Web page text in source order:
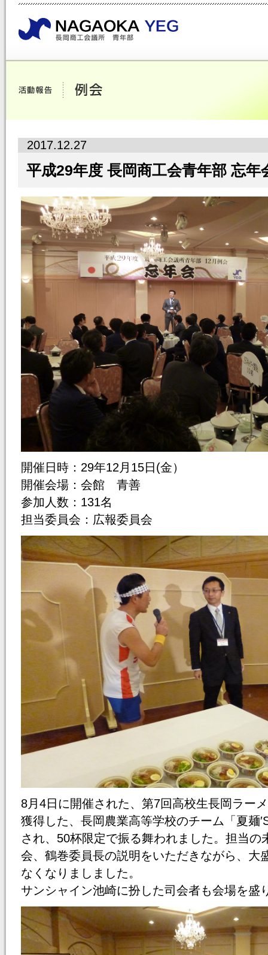
2017.12.27
平成29年度 長岡商工会青年部 忘年
開催日時：29年12月15日(金）
開催会場：会館 青善
参加人数：131名
担当委員会：広報委員会
8月4日に開催された、第7回高校生長岡ラー
獲得した、長岡農業高等学校のチーム「夏麺
され、50杯限定で振る舞われました。担当の
会、鶴巻委員長の説明をいただきながら、大
なくなりましました。
サンシャイン池崎に扮した司会者も会場を盛